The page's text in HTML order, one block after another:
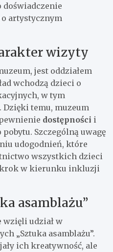
doświadczenie
o artystycznym
wizyty
jest oddziałem
wchodzą dzieci o
w tym
temu, muzeum
dostępności i
Szczególną uwagę
udogodnień, które
wszystkich dzieci
krok w kierunku inkluzji
asamblażu”
wzięli udział w
„Sztuka asamblażu”.
ich kreatywność, ale